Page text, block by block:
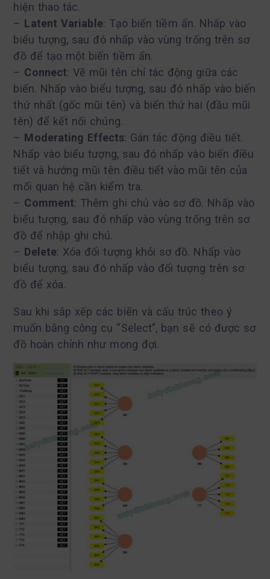
hiện thao tác.
– Latent Variable: Tạo biến tiềm ẩn. Nhấp vào
biểu tượng, sau đó nhấp vào vùng trống trên sơ
đồ để tạo một biến tiềm ẩn.
– Connect: Vẽ mũi tên chỉ tác động giữa các
biến. Nhấp vào biểu tượng, sau đó nhấp vào biến
thứ nhất (gốc mũi tên) và biến thứ hai (đầu mũi
tên) để kết nối chúng.
– Moderating Effects: Gán tác động điều tiết.
Nhấp vào biểu tượng, sau đó nhấp vào biến điều
tiết và hướng mũi tên điều tiết vào mũi tên của
mối quan hệ cần kiểm tra.
– Comment: Thêm ghi chú vào sơ đồ. Nhấp vào
biểu tượng, sau đó nhấp vào vùng trống trên sơ
đồ để nhập ghi chú.
– Delete: Xóa đối tượng khỏi sơ đồ. Nhấp vào
biểu tượng, sau đó nhấp vào đối tượng trên sơ
đồ để xóa.
Sau khi sắp xếp các biến và cấu trúc theo ý
muốn bằng công cụ “Select”, bạn sẽ có được sơ
đồ hoàn chỉnh như mong đợi.